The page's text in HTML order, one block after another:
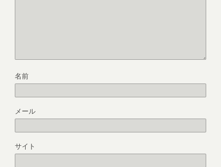
名前
メール
サイト